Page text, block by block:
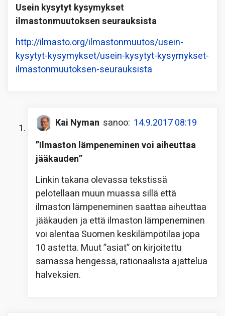
Usein kysytyt kysymykset
ilmastonmuutoksen seurauksista
http://ilmasto.org/ilmastonmuutos/usein-
kysytyt-kysymykset/usein-kysytyt-kysymykset-
ilmastonmuutoksen-seurauksista
Kai Nyman sanoo: 14.9.2017 08:19
”Ilmaston lämpeneminen voi aiheuttaa
jääkauden”
Linkin takana olevassa tekstissä
pelotellaan muun muassa sillä että
ilmaston lämpeneminen saattaa aiheuttaa
jääkauden ja että ilmaston lämpeneminen
voi alentaa Suomen keskilämpötilaa jopa
10 astetta. Muut ”asiat” on kirjoitettu
samassa hengessä, rationaalista ajattelua
halveksien.